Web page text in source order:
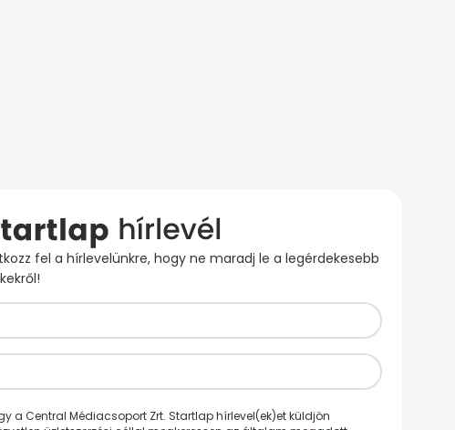
fel a hírlevelünkre, hogy ne maradj le a legérdekesebb
a Central Médiacsoport Zrt. Startlap hírlevel(ek)et küldjön